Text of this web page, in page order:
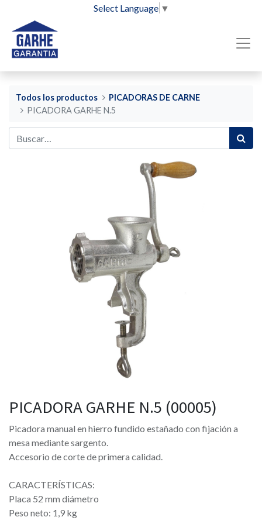
Select Language ▼
Todos los productos
PICADORAS DE CARNE
PICADORA GARHE N.5
PICADORA GARHE N.5 (00005)
Picadora manual en hierro fundido estañado con fijación a
mesa mediante sargento.
Accesorio de corte de primera calidad.
CARACTERÍSTICAS:
Placa 52 mm diámetro
Peso neto: 1,9 kg